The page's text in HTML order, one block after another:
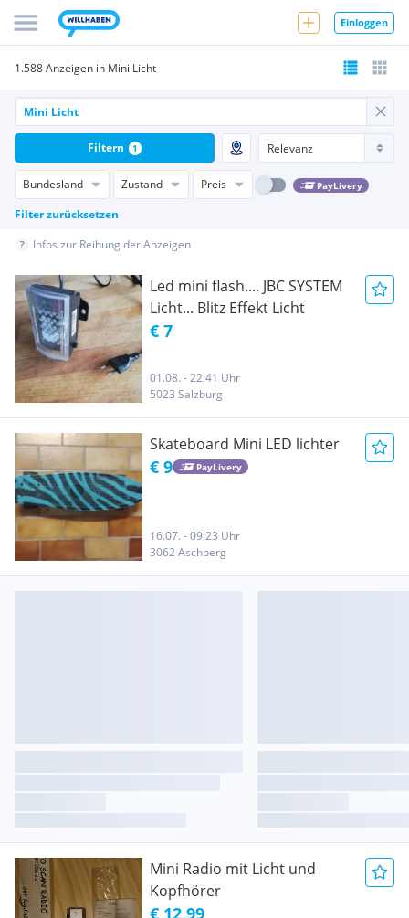
Einloggen
1.588 Anzeigen in Mini Licht
Bundesland Zustand Preis PayLivery
Filter zurücksetzen
Filtern 1
Infos zur Reihung der Anzeigen
Led mini flash.... JBC SYSTEM
Licht... Blitz Effekt Licht
€ 7
01.08. - 22:41 Uhr
5023 Salzburg
Skateboard Mini LED lichter
€ 9 PayLivery
16.07. - 09:23 Uhr
3062 Aschberg
Mini Radio mit Licht und
Kopfhörer
€ 12,99